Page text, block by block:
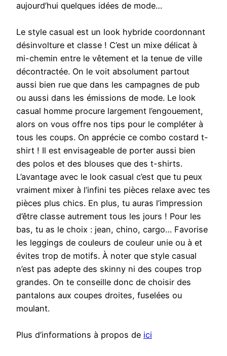
aujourd’hui quelques idées de mode…
Le style casual est un look hybride coordonnant
désinvolture et classe ! C’est un mixe délicat à
mi-chemin entre le vêtement et la tenue de ville
décontractée. On le voit absolument partout
aussi bien rue que dans les campagnes de pub
ou aussi dans les émissions de mode. Le look
casual homme procure largement l’engouement,
alors on vous offre nos tips pour le compléter à
tous les coups. On apprécie ce combo costard t-
shirt ! Il est envisageable de porter aussi bien
des polos et des blouses que des t-shirts.
L’avantage avec le look casual c’est que tu peux
vraiment mixer à l’infini tes pièces relaxe avec tes
pièces plus chics. En plus, tu auras l’impression
d’être classe autrement tous les jours ! Pour les
bas, tu as le choix : jean, chino, cargo… Favorise
les leggings de couleurs de couleur unie ou à et
évites trop de motifs. À noter que style casual
n’est pas adepte des skinny ni des coupes trop
grandes. On te conseille donc de choisir des
pantalons aux coupes droites, fuselées ou
moulant.
Plus d’informations à propos de ici